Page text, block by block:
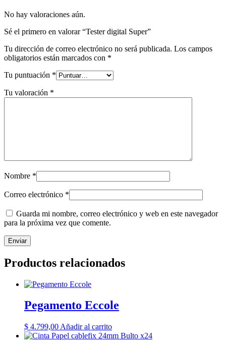
No hay valoraciones aún.
Sé el primero en valorar “Tester digital Super”
Tu dirección de correo electrónico no será publicada. Los campos
obligatorios están marcados con *
Tu puntuación *
Tu valoración *
Nombre *
Correo electrónico *
Guarda mi nombre, correo electrónico y web en este navegador
para la próxima vez que comente.
Productos relacionados
Pegamento Eccole
$ 4.799,00 Añadir al carrito